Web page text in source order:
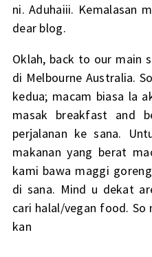
ni. Aduhaiii. Kemalasan
dear blog.
Oklah, back to our main
di Melbourne Australia.
kedua; macam biasa la
masak breakfast and
perjalanan ke sana.
makanan yang berat
kami bawa maggi
di sana. Mind u dekat
cari halal/vegan food. So
kan